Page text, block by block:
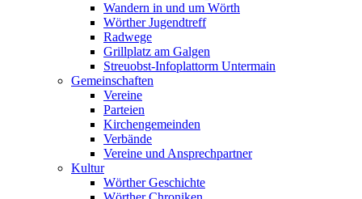
Wandern in und um Wörth
Wörther Jugendtreff
Radwege
Grillplatz am Galgen
Streuobst-Infoplattorm Untermain
Gemeinschaften
Vereine
Parteien
Kirchengemeinden
Verbände
Vereine und Ansprechpartner
Kultur
Wörther Geschichte